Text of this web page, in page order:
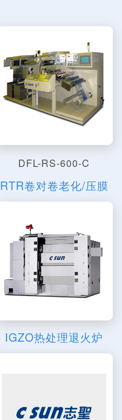
DFL-RS-600-C
RTR卷对卷老化/压膜
IGZO热处理退火炉